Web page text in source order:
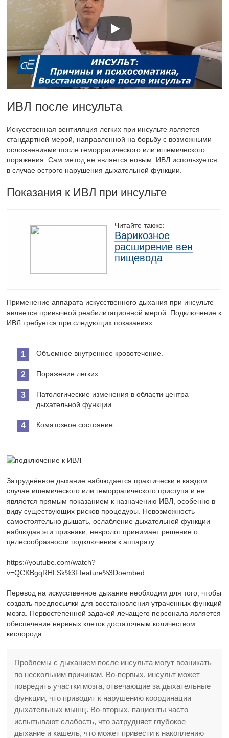
ИВЛ после инсульта
Искусственная вентиляция легких при инсульте является
стандартной мерой, направленной на борьбу с возможными
осложнениями после геморрагического или ишемического
поражения. Сам метод не является новым. ИВЛ используется
в случае острого нарушения дыхательной функции.
Показания к ИВЛ при инсульте
Читайте также:
Варикозное
расширение вен
пищевода
Применение аппарата искусственного дыхания при инсульте
является привычной реабилитационной мерой. Подключение к
ИВЛ требуется при следующих показаниях:
Объемное внутреннее кровотечение.
Поражение легких.
Патологические изменения в области центра
дыхательной функции.
Коматозное состояние.
Затруднённое дыхание наблюдается практически в каждом
случае ишемического или геморрагического приступа и не
является прямым показанием к назначению ИВЛ, особенно в
виду существующих рисков процедуры. Невозможность
самостоятельно дышать, ослабление дыхательной функции –
наблюдая эти признаки, невролог принимает решение о
целесообразности подключения к аппарату.
https://youtube.com/watch?
v=QCKBgqRHLSk%3Ffeature%3Doembed
Перевод на искусственное дыхание необходим для того, чтобы
создать предпосылки для восстановления утраченных функций
мозга. Первостепенной задачей лечащего персонала является
обеспечение нервных клеток достаточным количеством
кислорода.
Проблемы с дыханием после инсульта могут возникать
по нескольким причинам. Во-первых, инсульт может
повредить участки мозга, отвечающие за дыхательные
функции, что приводит к нарушению координации
дыхательных мышц. Во-вторых, пациенты часто
испытывают слабость, что затрудняет глубокое
дыхание и кашель, что может привести к накоплению